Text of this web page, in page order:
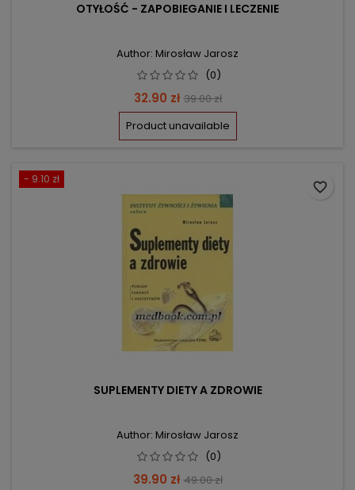
OTYŁOŚĆ - ZAPOBIEGANIE I LECZENIE
Author: Mirosław Jarosz
(0)
Price
32.90 zł Regular
price
39.00 zł
Product unavailable
- 9.10 zł
SUPLEMENTY DIETY A ZDROWIE
Author: Mirosław Jarosz
(0)
Price
39.90 zł Regular
49.00 zł
favorite_border